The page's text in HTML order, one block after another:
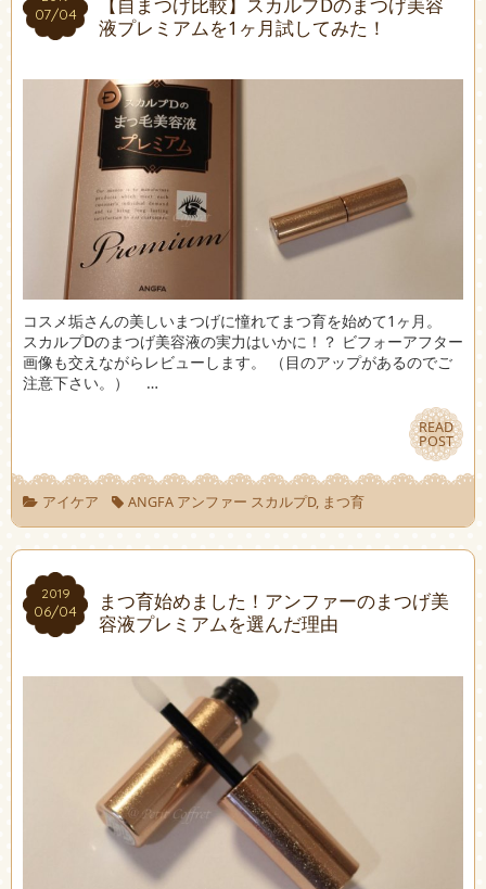
07/04
07/04
液プレミアムを1ヶ月試してみた！
コスメ垢さんの美しいまつげに憧れてまつ育を始めて1ヶ月。
スカルプDのまつげ美容液の実力はいかに！？ ビフォーアフター
画像も交えながらレビューします。 （目のアップがあるのでご
注意下さい。） …
READ
POST
READ
POST
アイケア ANGFA アンファー スカルプD, まつ育
2019
06/04
2019
06/04
まつ育始めました！アンファーのまつげ美
容液プレミアムを選んだ理由